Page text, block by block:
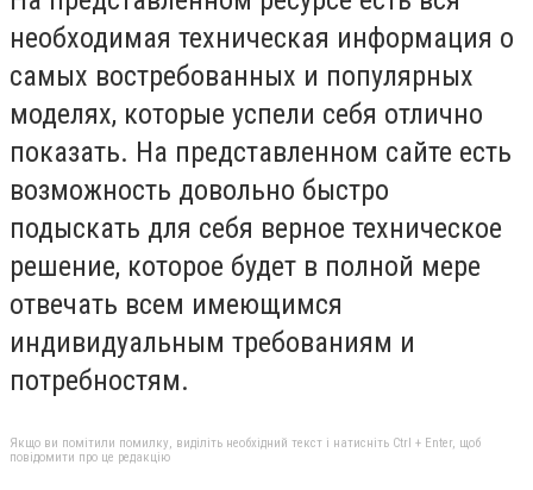
необходимая техническая информация о
самых востребованных и популярных
моделях, которые успели себя отлично
показать. На представленном сайте есть
возможность довольно быстро
подыскать для себя верное техническое
решение, которое будет в полной мере
отвечать всем имеющимся
индивидуальным требованиям и
потребностям.
Якщо ви помітили помилку, виділіть необхідний текст і натисніть Ctrl + Enter, щоб
повідомити про це редакцію